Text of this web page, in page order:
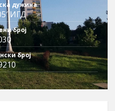
дужина
ИГД
број
број